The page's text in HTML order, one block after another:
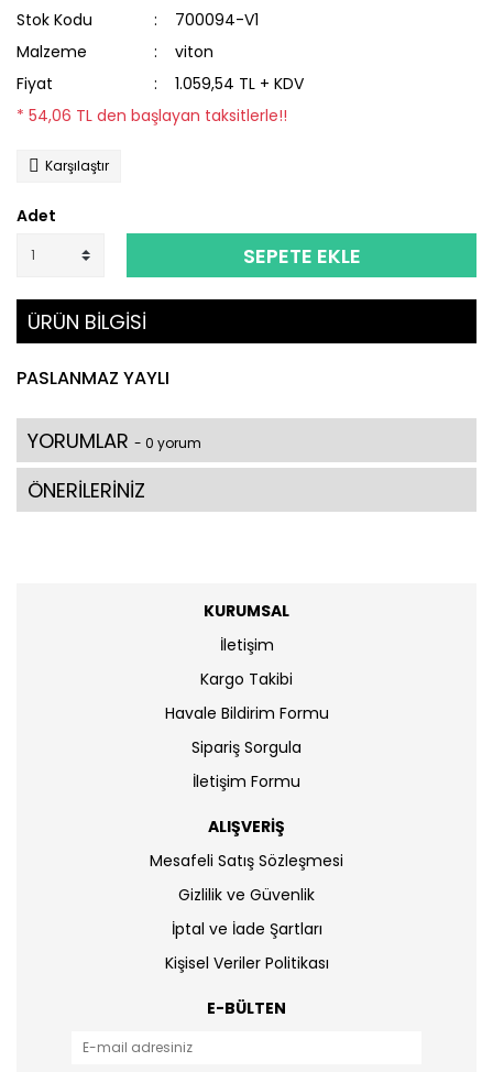
Stok Kodu
700094-V1
Malzeme
viton
Fiyat
1.059,54 TL + KDV
* 54,06 TL den başlayan taksitlerle!!
Karşılaştır
Adet
SEPETE EKLE
ÜRÜN BİLGİSİ
PASLANMAZ YAYLI
YORUMLAR - 0 yorum
ÖNERİLERİNİZ
KURUMSAL
İletişim
Kargo Takibi
Havale Bildirim Formu
Sipariş Sorgula
İletişim Formu
ALIŞVERİŞ
Mesafeli Satış Sözleşmesi
Gizlilik ve Güvenlik
İptal ve İade Şartları
Kişisel Veriler Politikası
E-BÜLTEN